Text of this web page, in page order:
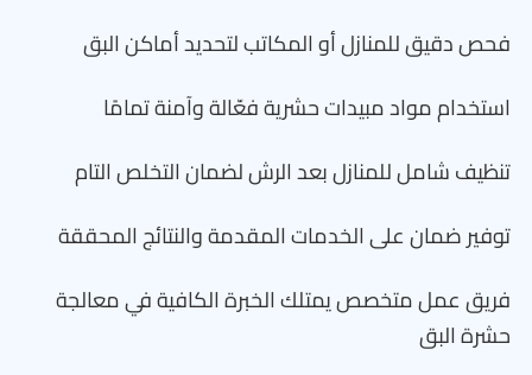
فحص دقيق للمنازل أو المكاتب لتحديد أماكن البق
استخدام مواد مبيدات حشرية فعّالة وآمنة تمامًا
تنظيف شامل للمنازل بعد الرش لضمان التخلص التام
توفير ضمان على الخدمات المقدمة والنتائج المحققة
فريق عمل متخصص يمتلك الخبرة الكافية في معالجة
حشرة البق